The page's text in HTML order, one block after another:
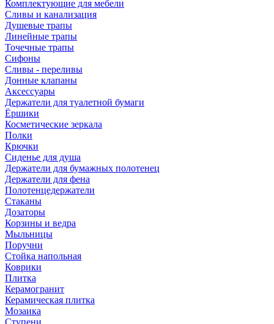
Комплектующие для мебели
Сливы и канализация
Душевые трапы
Линейные трапы
Точечные трапы
Сифоны
Сливы - переливы
Донные клапаны
Аксессуары
Держатели для туалетной бумаги
Ёршики
Косметические зеркала
Полки
Крючки
Сиденье для душа
Держатели для бумажных полотенец
Держатели для фена
Полотенцедержатели
Стаканы
Дозаторы
Корзины и ведра
Мыльницы
Поручни
Стойка напольная
Коврики
Плитка
Керамогранит
Керамическая плитка
Мозаика
Ступени